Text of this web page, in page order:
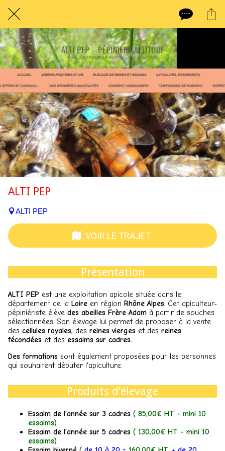
ALTI PEP
ALTI PEP
VOIR LE TRAJET
Présentation
ALTI PEP est une exploitation apicole située dans le
département de la Loire en région Rhône Alpes. Cet apiculteur-
pépiniériste élève des abeilles Frère Adam à partir de souches
sélectionnées. Son élevage lui permet de proposer à la vente
des cellules royales, des reines vierges et des reines
fécondées et des essaims sur cadres.
Des formations sont également proposées pour les personnes
qui souhaitent débuter l'apiculture.
Produits d'élevage
Essaim de l'année sur 3 cadres ( 85,00€ HT - mini 10
essaims)
Essaim de l'année sur 5 cadres ( 130,00€ HT - mini 10
essaims)